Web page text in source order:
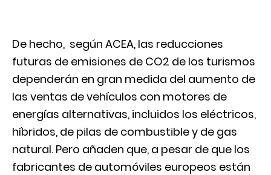
De hecho, según ACEA, las reducciones
futuras de emisiones de CO2 de los turismos
dependerán en gran medida del aumento de
las ventas de vehículos con motores de
energías alternativas, incluidos los eléctricos,
híbridos, de pilas de combustible y de gas
natural. Pero añaden que, a pesar de que los
fabricantes de automóviles europeos están